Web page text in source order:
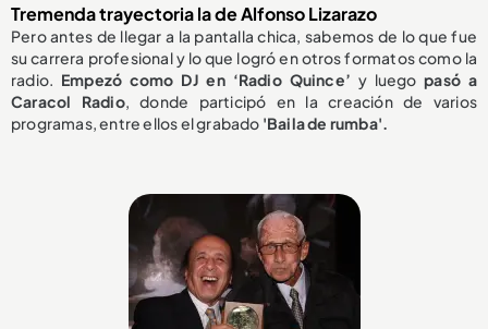
Tremenda trayectoria la de Alfonso Lizarazo
Pero antes de llegar a la pantalla chica, sabemos de lo que fue
su carrera profesional y lo que logró en otros formatos como la
radio. Empezó como DJ en ‘Radio Quince’ y luegopasó a
Caracol Radio, donde participó en la creación de varios
programas, entre ellos el grabado 'Baila de rumba'.